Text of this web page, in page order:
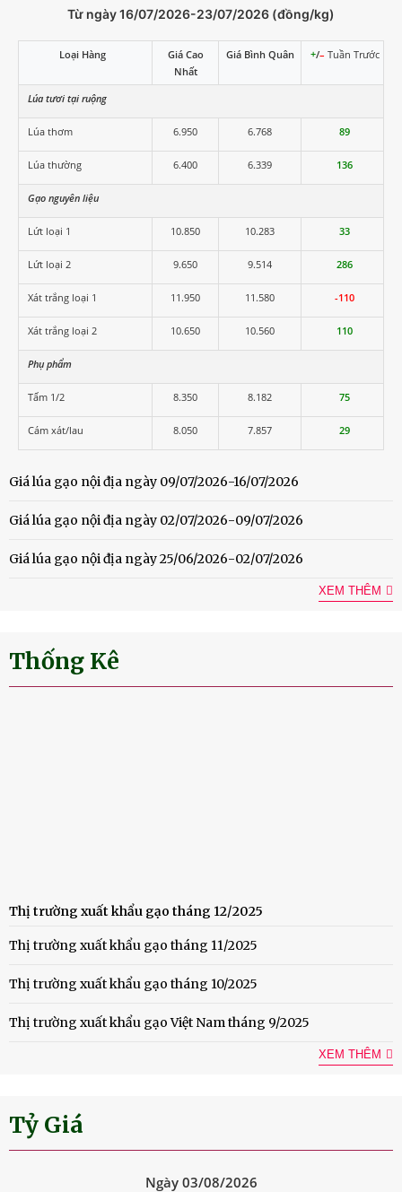
Từ ngày 16/07/2026-23/07/2026 (đồng/kg)
Loại Hàng
Giá Cao
Nhất
Giá Bình Quân +/– Tuần Trước
Lúa tươi tại ruộng
Lúa thơm 6.950 6.768 89
Lúa thường 6.400 6.339 136
Gạo nguyên liệu
Lứt loại 1 10.850 10.283 33
Lứt loại 2 9.650 9.514 286
Xát trắng loại 1 11.950 11.580 -110
Xát trắng loại 2 10.650 10.560 110
Phụ phẩm
Tấm 1/2 8.350 8.182 75
Cám xát/lau 8.050 7.857 29
Giá lúa gạo nội địa ngày 09/07/2026-16/07/2026
Giá lúa gạo nội địa ngày 02/07/2026-09/07/2026
Giá lúa gạo nội địa ngày 25/06/2026-02/07/2026
XEM THÊM
Thống Kê
Thị trường xuất khẩu gạo tháng 12/2025
Thị trường xuất khẩu gạo tháng 11/2025
Thị trường xuất khẩu gạo tháng 10/2025
Thị trường xuất khẩu gạo Việt Nam tháng 9/2025
XEM THÊM
Tỷ Giá
Ngày 03/08/2026